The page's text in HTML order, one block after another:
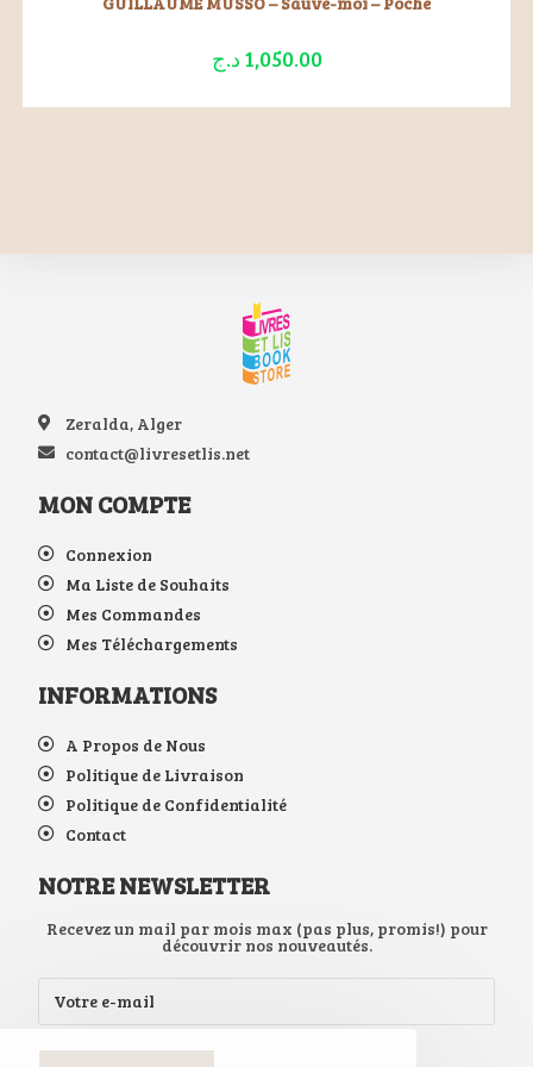
1,050.00 د.ج
Zeralda, Alger
contact@livresetlis.net
MON COMPTE
Connexion
Ma Liste de Souhaits
Mes Commandes
Mes Téléchargements
INFORMATIONS
A Propos de Nous
Politique de Livraison
Politique de Confidentialité
Contact
NOTRE NEWSLETTER
Recevez un mail par mois max (pas plus, promis!) pour
découvrir nos nouveautés.